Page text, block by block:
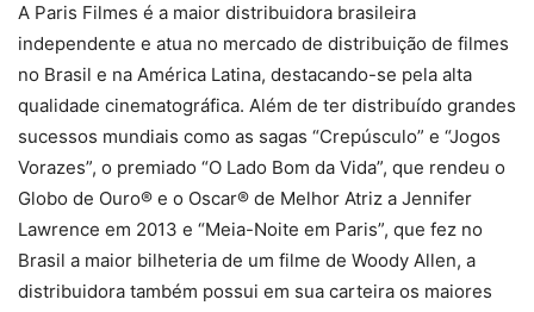
A Paris Filmes é a maior distribuidora brasileira
independente e atua no mercado de distribuição de filmes
no Brasil e na América Latina, destacando-se pela alta
qualidade cinematográfica. Além de ter distribuído grandes
sucessos mundiais como as sagas “Crepúsculo” e “Jogos
Vorazes”, o premiado “O Lado Bom da Vida”, que rendeu o
Globo de Ouro®️ e o Oscar®️ de Melhor Atriz a Jennifer
Lawrence em 2013 e “Meia-Noite em Paris”, que fez no
Brasil a maior bilheteria de um filme de Woody Allen, a
distribuidora também possui em sua carteira os maiores